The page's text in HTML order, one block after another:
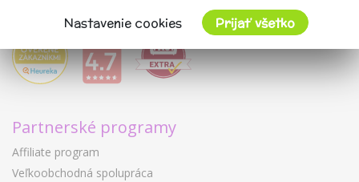
Partnerské programy
Affiliate program
Veľkoobchodná spolupráca
Nastavenie cookies Prijať všetko